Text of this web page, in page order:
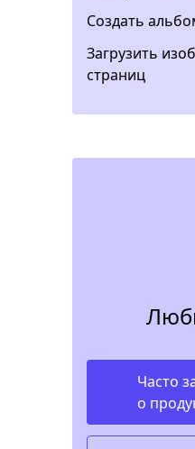
Создать
Загрузить
страниц
Часто
о